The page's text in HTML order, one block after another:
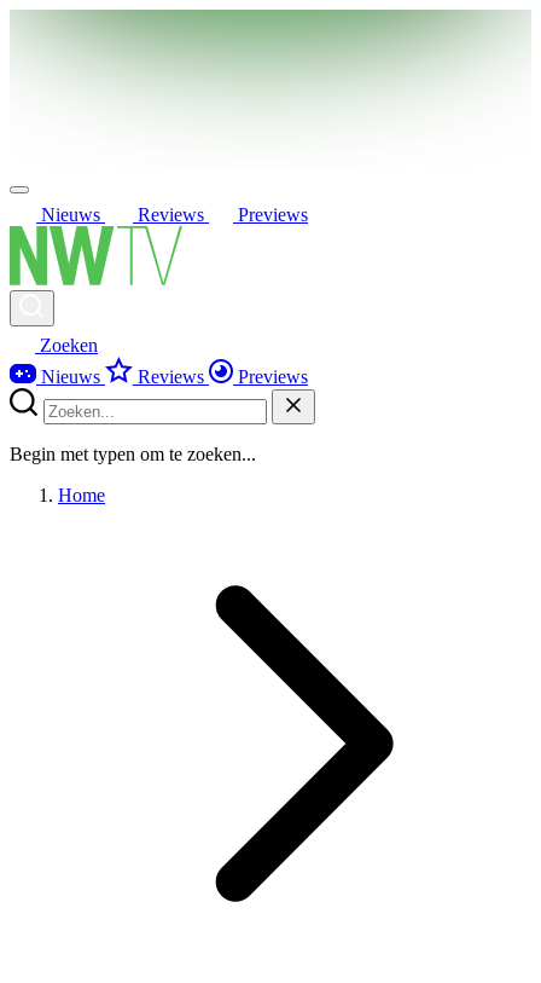
Nieuws Reviews Previews
Zoeken
Nieuws
Reviews Previews
Begin met typen om te zoeken...
Home